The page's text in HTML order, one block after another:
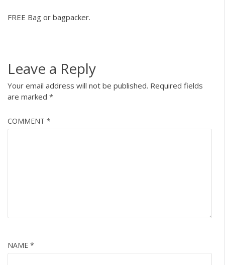
FREE Bag or bagpacker.
Leave a Reply
Your email address will not be published. Required fields
are marked *
COMMENT *
NAME *